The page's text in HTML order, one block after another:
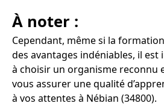
À noter :
Cependant, même si la
des avantages indéniables, il
à choisir un organisme reconnu
vous assurer une qualité
à vos attentes à Nébian (34800).